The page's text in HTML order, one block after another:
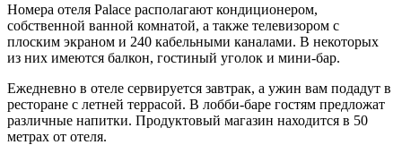
Номера отеля Palace располагают кондиционером,
собственной ванной комнатой, а также телевизором с
плоским экраном и 240 кабельными каналами. В некоторых
из них имеются балкон, гостиный уголок и мини-бар.
Ежедневно в отеле сервируется завтрак, а ужин вам подадут в
ресторане с летней террасой. В лобби-баре гостям предложат
различные напитки. Продуктовый магазин находится в 50
метрах от отеля.